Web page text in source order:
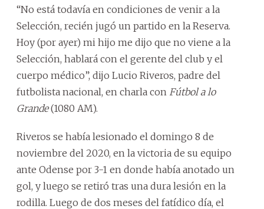
“No está todavía en condiciones de venir a la
Selección, recién jugó un partido en la Reserva.
Hoy (por ayer) mi hijo me dijo que no viene a la
Selección, hablará con el gerente del club y el
cuerpo médico”, dijo Lucio Riveros, padre del
futbolista nacional, en charla con Fútbol a lo
Grande(1080 AM).
Riveros se había lesionado el domingo 8 de
noviembre del 2020, en la victoria de su equipo
ante Odense por 3-1 en donde había anotado un
gol, y luego se retiró tras una dura lesión en la
rodilla. Luego de dos meses del fatídico día, el